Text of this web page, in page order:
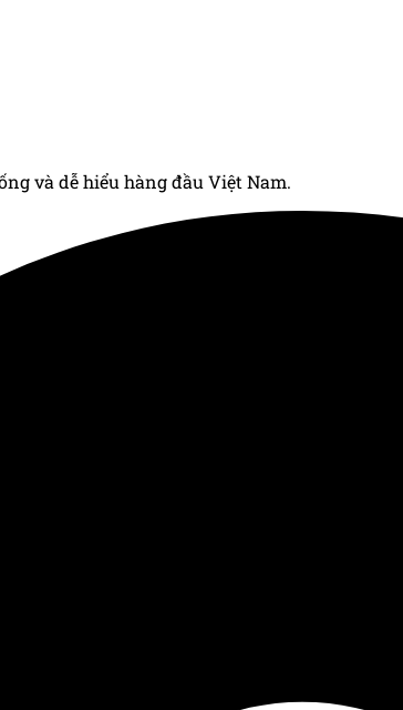
và dễ hiểu hàng đầu Việt Nam.